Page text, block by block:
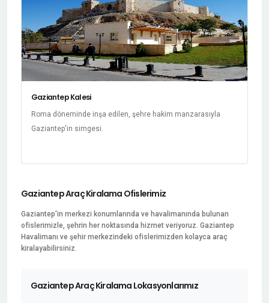
Gaziantep Kalesi
Roma döneminde inşa edilen, şehre hakim manzarasıyla
Gaziantep'in simgesi.
Gaziantep Araç Kiralama Ofislerimiz
Gaziantep'in merkezi konumlarında ve havalimanında bulunan
ofislerimizle, şehrin her noktasında hizmet veriyoruz. Gaziantep
Havalimanı ve şehir merkezindeki ofislerimizden kolayca araç
kiralayabilirsiniz.
Gaziantep Araç Kiralama Lokasyonlarımız